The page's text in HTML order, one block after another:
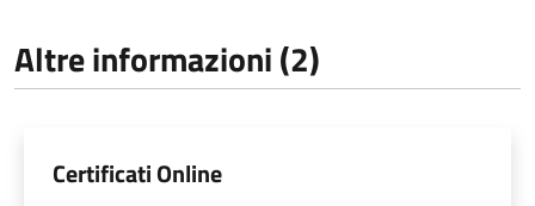
Altre informazioni (2)
Certificati Online